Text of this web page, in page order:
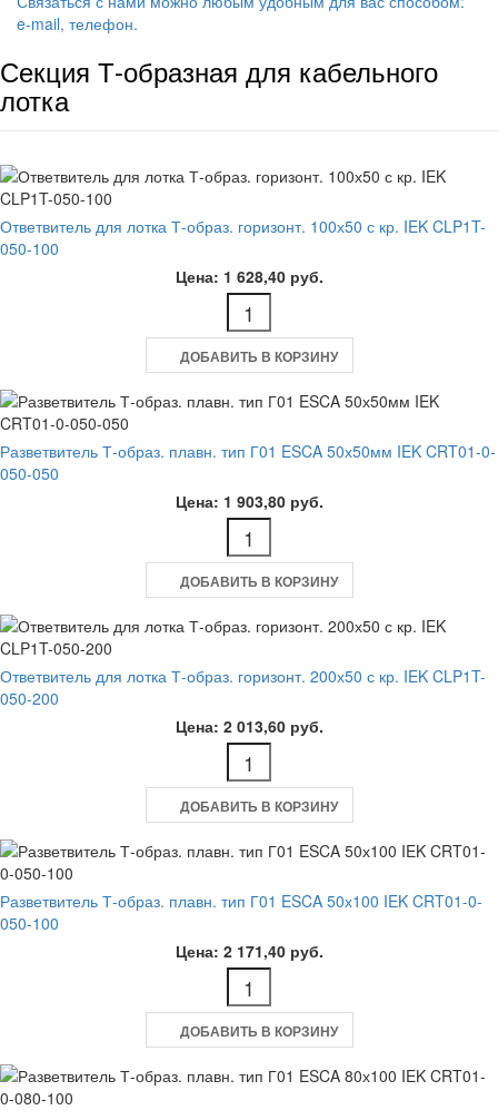
e-mail, телефон.
Секция Т-образная для кабельного
лотка
Ответвитель для лотка Т-образ. горизонт. 100х50 с кр. IEK CLP1T-
050-100
Цена: 1 628,40 руб.
ДОБАВИТЬ В КОРЗИНУ
Разветвитель Т-образ. плавн. тип Г01 ESCA 50х50мм IEK CRT01-0-
050-050
Цена: 1 903,80 руб.
ДОБАВИТЬ В КОРЗИНУ
Ответвитель для лотка Т-образ. горизонт. 200х50 с кр. IEK CLP1T-
050-200
Цена: 2 013,60 руб.
ДОБАВИТЬ В КОРЗИНУ
Разветвитель Т-образ. плавн. тип Г01 ESCA 50х100 IEK CRT01-0-
050-100
Цена: 2 171,40 руб.
ДОБАВИТЬ В КОРЗИНУ